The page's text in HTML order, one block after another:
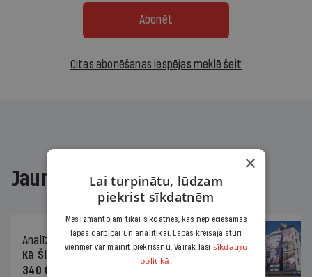
Abonēt
Citas abonēšanas iespējas meklē šeit
Jaunākajā žurnālā
Analīze
06.08.2026.
Kā Šlesera partija palika nesodīta par
340 000 vērtu reklāmas kampaņu
×
Lai turpinātu, lūdzam
piekrist sīkdatnēm
Mēs izmantojam tikai sīkdatnes, kas nepieciešamas
lapas darbībai un analītikai. Lapas kreisajā stūrī
vienmēr var mainīt piekrišanu. Vairāk lasi sīkdatņu
politikā.